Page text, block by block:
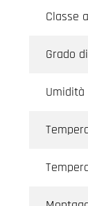
Classe
Grado